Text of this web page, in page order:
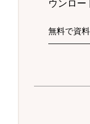
ウンロー
無料で資